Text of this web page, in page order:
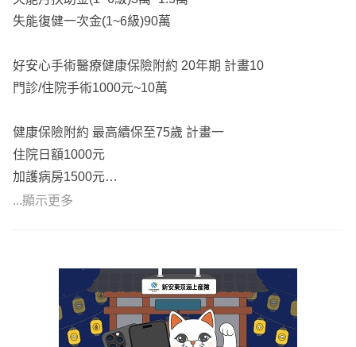
失能復健一次金(1~6級)90萬
好安心手術醫療健康保險附約 20年期 計畫10
門診/住院手術1000元~10萬
健康保險附約 最高續保至75歲 計畫一
住院日額1000元
加護病房1500元
雜費500元
醫療費用健康保險附約 最高續保至80歲 計畫四
住院病房限額2000元
加護/燒燙傷病房6000元
...顯示更多